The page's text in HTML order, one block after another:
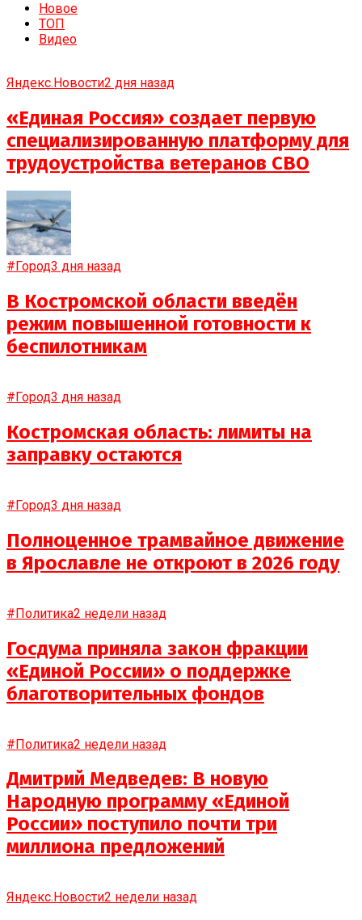
Новое
ТОП
Видео
Яндекс.Новости2 дня назад
«Единая Россия» создает первую
специализированную платформу для
трудоустройства ветеранов СВО
#Город3 дня назад
В Костромской области введён
режим повышенной готовности к
беспилотникам
#Город3 дня назад
Костромская область: лимиты на
заправку остаются
#Город3 дня назад
Полноценное трамвайное движение
в Ярославле не откроют в 2026 году
#Политика2 недели назад
Госдума приняла закон фракции
«Единой России» о поддержке
благотворительных фондов
#Политика2 недели назад
Дмитрий Медведев: В новую
Народную программу «Единой
России» поступило почти три
миллиона предложений
Яндекс.Новости2 недели назад